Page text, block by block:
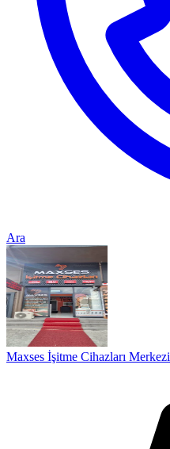
Ara
Maxses İşitme Cihazları Merkezi